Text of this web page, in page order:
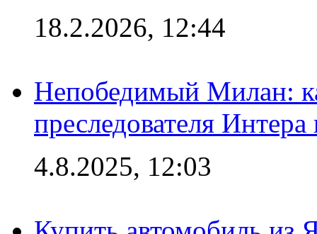
18.2.2026, 12:44
Непобедимый Милан:
преследователя
4.8.2025, 12:03